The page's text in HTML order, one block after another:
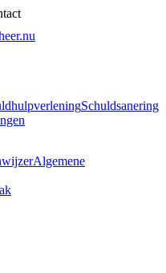
Schuldsanering
Algemene